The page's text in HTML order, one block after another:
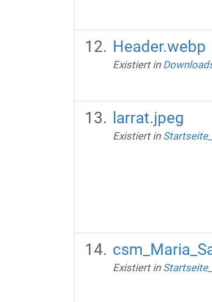
Header.webp
Existiert in
larrat.jpeg
Existiert in
Existiert in